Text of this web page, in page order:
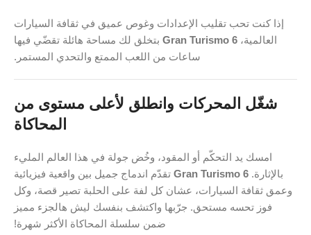
إذا كنت تحب تقليب الإعدادات وغوص عميق في ثقافة السيارات
العالمية، Gran Turismo 6 بتخلق لك مساحة هائلة تقضّي فيها
ساعات من اللعب الممتع والتحدي المستمر.
شغّل المحركات وانطلق لأعلى مستوى من
المحاكاة
امسك يد التحكّم أو المقود، وخُض جولة في هذا العالم المليء
بالإثارة. Gran Turismo 6 تقدّم اندماج جميل بين واقعية فيزيائية
وعمق ثقافة السيارات، عشان كل لفة على الحلبة تصير قصة، وكل
فوز تحسه مستحق. جرّبها واكتشف بنفسك ليش هالجزء مميز
ضمن سلسلة المحاكاة الأكثر شهرة!